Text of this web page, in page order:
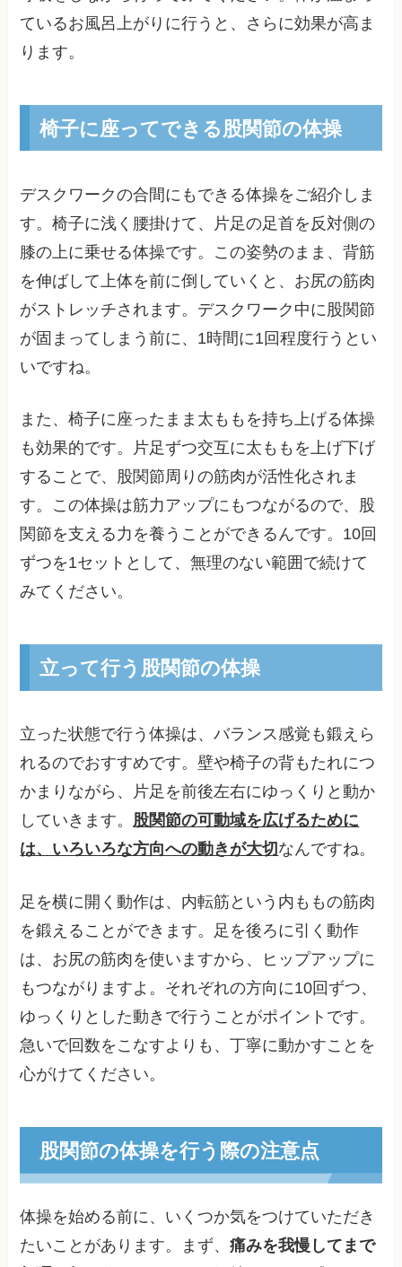
ているお風呂上がりに行うと、さらに効果が高ま
ります。
椅子に座ってできる股関節の体操
デスクワークの合間にもできる体操をご紹介しま
す。椅子に浅く腰掛けて、片足の足首を反対側の
膝の上に乗せる体操です。この姿勢のまま、背筋
を伸ばして上体を前に倒していくと、お尻の筋肉
がストレッチされます。デスクワーク中に股関節
が固まってしまう前に、1時間に1回程度行うとい
いですね。
また、椅子に座ったまま太ももを持ち上げる体操
も効果的です。片足ずつ交互に太ももを上げ下げ
することで、股関節周りの筋肉が活性化されま
す。この体操は筋力アップにもつながるので、股
関節を支える力を養うことができるんです。10回
ずつを1セットとして、無理のない範囲で続けて
みてください。
立って行う股関節の体操
立った状態で行う体操は、バランス感覚も鍛えら
れるのでおすすめです。壁や椅子の背もたれにつ
かまりながら、片足を前後左右にゆっくりと動か
していきます。 股関節の可動域を広げるために
は、いろいろな方向への動きが大切 なんですね。
足を横に開く動作は、内転筋という内ももの筋肉
を鍛えることができます。足を後ろに引く動作
は、お尻の筋肉を使いますから、ヒップアップに
もつながりますよ。それぞれの方向に10回ずつ、
ゆっくりとした動きで行うことがポイントです。
急いで回数をこなすよりも、丁寧に動かすことを
心がけてください。
股関節の体操を行う際の注意点
体操を始める前に、いくつか気をつけていただき
たいことがあります。まず、痛みを我慢してまで